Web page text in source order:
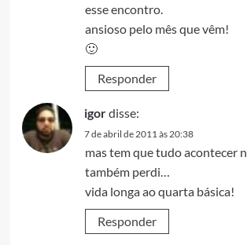
esse encontro.
ansioso pelo mês que vêm!
🙂
Responder
igordisse:
7 de abril de 2011 às 20:38
mas tem que tudo acontecer
também perdi…
vida longa ao quarta básica!
Responder